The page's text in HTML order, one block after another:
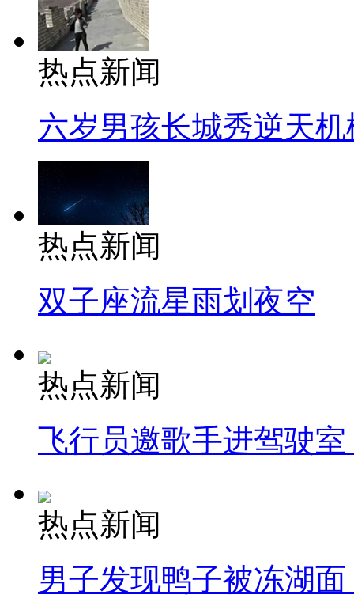
热点新闻
六岁男孩长城秀逆天机
热点新闻
双子座流星雨划夜空
热点新闻
飞行员邀歌手进驾驶
热点新闻
男子发现鸭子被冻湖